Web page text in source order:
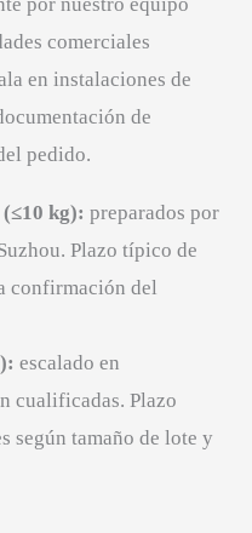
comerciales
en instalaciones de
de
pedido.
(≤10 kg): preparados por
Plazo típico de
confirmación del
escalado en
cualificadas. Plazo
según tamaño de lote y